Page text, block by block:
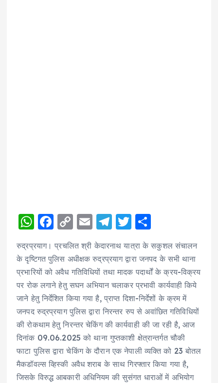
W
a
ts
A
p
p
F
c
e
b
o
o
k
C
p
y
Li
n
k
E
m
ai
l
T
e
g
r
a
m
T
w
it
te
r
a
re
रुद्रप्रयाग। प्रचलित श्री केदारनाथ यात्रा के सकुशल संचालन
के दृष्टिगत पुलिस अधीक्षक रुद्रप्रयाग द्वारा जनपद के सभी थाना
प्रभारियों को अवैध गतिविधियों तथा मादक पदार्थों के क्रय-विक्रय
पर रोक लगाने हेतु सघन अभियान चलाकर प्रभावी कार्यवाही किये
जाने हेतु निर्देशित किया गया है, प्राप्त दिशा-निर्देशों के क्रम में
जनपद रुद्रप्रयाग पुलिस द्वारा निरन्तर रुप से अवांछित गतिविधियों
की रोकथाम हेतु निरन्तर चेकिंग की कार्यवाही की जा रही है, आज
दिनांक 09.06.2025 को थाना गुप्तकाशी क्षेत्रान्तर्गत चौकी
फाटा पुलिस द्वारा चेकिंग के दौरान एक नेपाली व्यक्ति को 23 बोतल
मैकडॉवल्स व्हिस्की अवैध शराब के साथ गिरफ्तार किया गया है,
जिसके विरुद्ध आबकारी अधिनियम की सुसंगत धाराओं में अभियोग